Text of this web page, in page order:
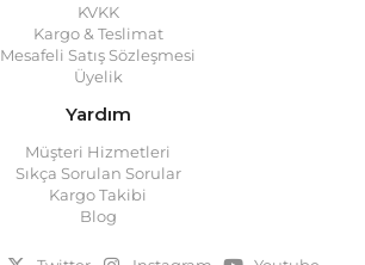
KVKK
Kargo & Teslimat
Mesafeli Satış Sözleşmesi
Üyelik
Yardım
Müşteri Hizmetleri
Sıkça Sorulan Sorular
Kargo Takibi
Blog